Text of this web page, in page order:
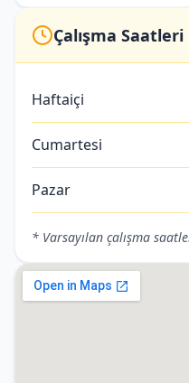
Çalışma Saatleri
Haftaiçi
Cumartesi
Pazar
* Varsayılan çalışma